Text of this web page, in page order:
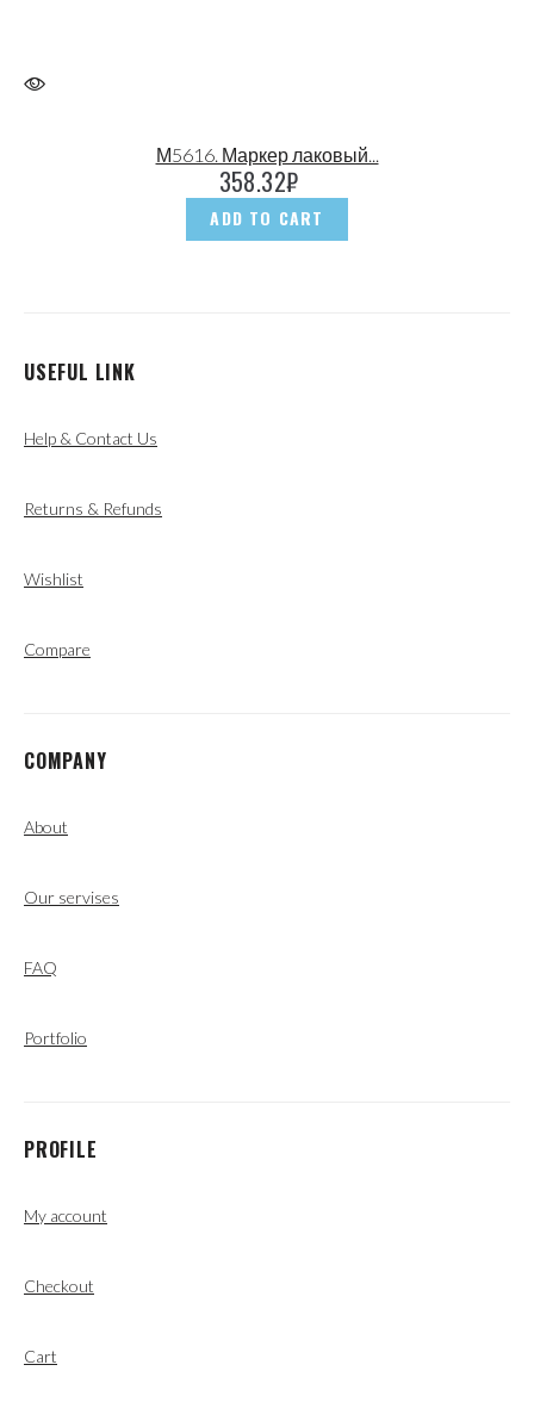
М5616. Маркер лаковый...
358.32₽
ADD TO CART
USEFUL LINK
Help & Contact Us
Returns & Refunds
Wishlist
Compare
COMPANY
About
Our servises
FAQ
Portfolio
PROFILE
My account
Checkout
Cart